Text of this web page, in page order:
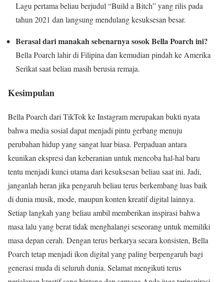
Lagu pertama beliau berjudul “Build a Bitch” yang rilis pada
tahun 2021 dan langsung mendulang kesuksesan besar.
Berasal dari manakah sebenarnya sosok Bella Poarch ini?
Bella Poarch lahir di Filipina dan kemudian pindah ke Amerika
Serikat saat beliau masih berusia remaja.
Kesimpulan
Bella Poarch dari TikTok ke Instagram merupakan bukti nyata
bahwa media sosial dapat menjadi pintu gerbang menuju
perubahan hidup yang sangat luar biasa. Perpaduan antara
keunikan ekspresi dan keberanian untuk mencoba hal-hal baru
tentu menjadi kunci utama dari kesuksesan beliau saat ini. Jadi,
janganlah heran jika pengaruh beliau terus berkembang luas baik
di dunia musik, mode, maupun konten kreatif digital lainnya.
Setiap langkah yang beliau ambil memberikan inspirasi bahwa
masa lalu yang berat tidak menghalangi seseorang untuk memiliki
masa depan cerah. Dengan terus berkarya secara konsisten, Bella
Poarch tetap menjadi ikon digital yang paling berpengaruh bagi
generasi muda di seluruh dunia. Selamat mengikuti terus